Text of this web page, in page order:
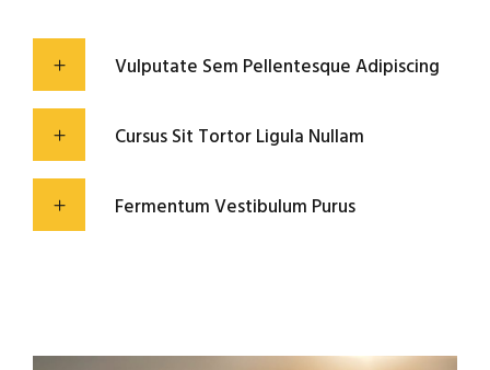
Vulputate Sem Pellentesque Adipiscing
Cursus Sit Tortor Ligula Nullam
Fermentum Vestibulum Purus